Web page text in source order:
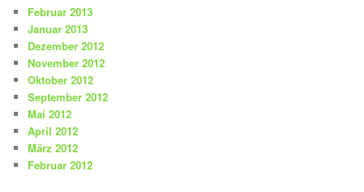
Februar 2013
Januar 2013
Dezember 2012
November 2012
Oktober 2012
September 2012
Mai 2012
April 2012
März 2012
Februar 2012